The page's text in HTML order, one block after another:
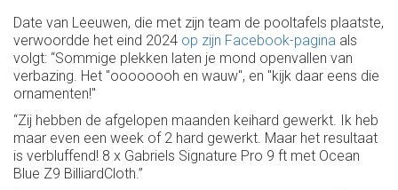
Date van Leeuwen, die met zijn team de pooltafels plaatste,
verwoordde het eind 2024 op zijn Facebook-pagina als
volgt: “Sommige plekken laten je mond openvallen van
verbazing. Het "oooooooh en wauw", en "kijk daar eens die
ornamenten!"
“Zij hebben de afgelopen maanden keihard gewerkt. Ik heb
maar even een week of 2 hard gewerkt. Maar het resultaat
is verbluffend! 8 x Gabriels Signature Pro 9 ft met Ocean
Blue Z9 BilliardCloth.”